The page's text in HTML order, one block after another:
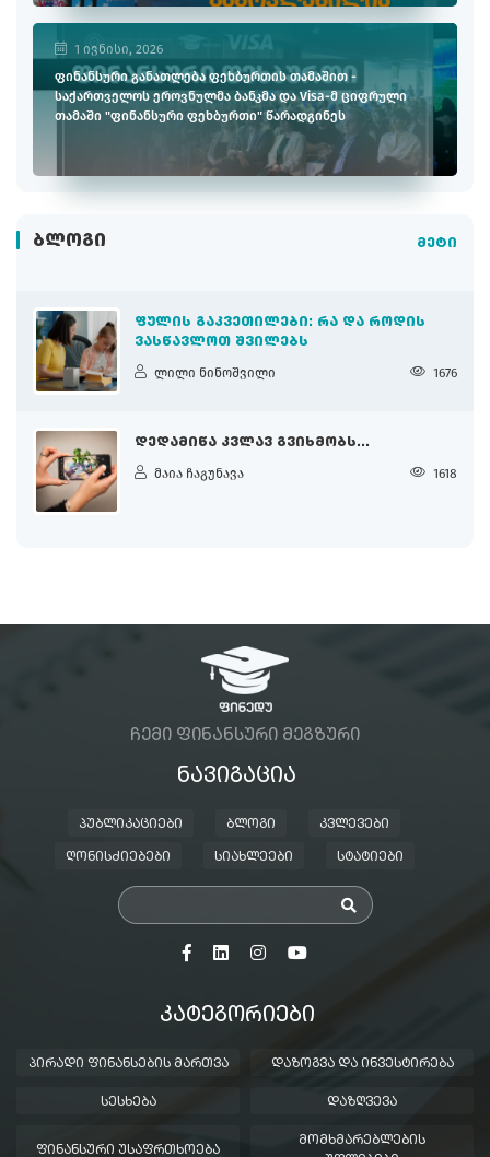
1 ივნისი, 2026
ფინანსური განათლება ფეხბურთის თამაშით -
საქართველოს ეროვნულმა ბანკმა და Visa-მ ციფრული
თამაში "ფინანსური ფეხბურთი" წარადგინეს
ᲑᲚᲝᲒᲘ მეტი
ᲤᲣᲚᲘᲡ ᲒᲐᲙᲕᲔᲗᲘᲚᲔᲑᲘ: ᲠᲐ ᲓᲐ ᲠᲝᲓᲘᲡ
ᲕᲐᲡᲬᲐᲕᲚᲝᲗ ᲨᲕᲘᲚᲔᲑᲡ
ლილი ნინოშვილი 1676
ᲓᲔᲓᲐᲛᲘᲬᲐ ᲙᲕᲚᲐᲕ ᲒᲕᲘᲮᲛᲝᲑᲡ...
მაია ჩაგუნავა 1618
ᲩᲔᲛᲘ ᲤᲘᲜᲐᲜᲡᲣᲠᲘ ᲛᲔᲒᲖᲣᲠᲘ
ᲜᲐᲕᲘᲒᲐᲪᲘᲐ
ᲞᲣᲑᲚᲘᲙᲐᲪᲘᲔᲑᲘ ᲑᲚᲝᲒᲘ ᲙᲕᲚᲔᲕᲔᲑᲘ
ᲦᲝᲜᲘᲡᲫᲘᲔᲑᲔᲑᲘ ᲡᲘᲐᲮᲚᲔᲔᲑᲘ ᲡᲢᲐᲢᲘᲔᲑᲘ
ᲙᲐᲢᲔᲒᲝᲠᲘᲔᲑᲘ
ᲞᲘᲠᲐᲓᲘ ᲤᲘᲜᲐᲜᲡᲔᲑᲘᲡ ᲛᲐᲠᲗᲕᲐ ᲓᲐᲖᲝᲒᲕᲐ ᲓᲐ ᲘᲜᲕᲔᲡᲢᲘᲠᲔᲑᲐ
ᲡᲔᲡᲮᲔᲑᲐ ᲓᲐᲖᲦᲕᲔᲕᲐ
ᲤᲘᲜᲐᲜᲡᲣᲠᲘ ᲣᲡᲐᲤᲠᲗᲮᲝᲔᲑᲐ
ᲛᲝᲛᲮᲛᲐᲠᲔᲑᲚᲔᲑᲘᲡ